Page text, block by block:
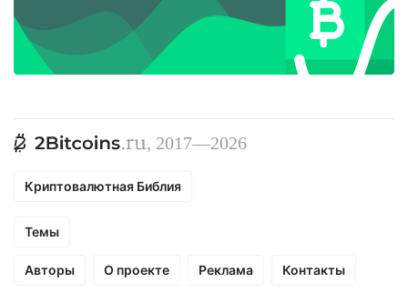
, 2017—2026
Криптовалютная Библия
Темы
Авторы О проекте Реклама Контакты